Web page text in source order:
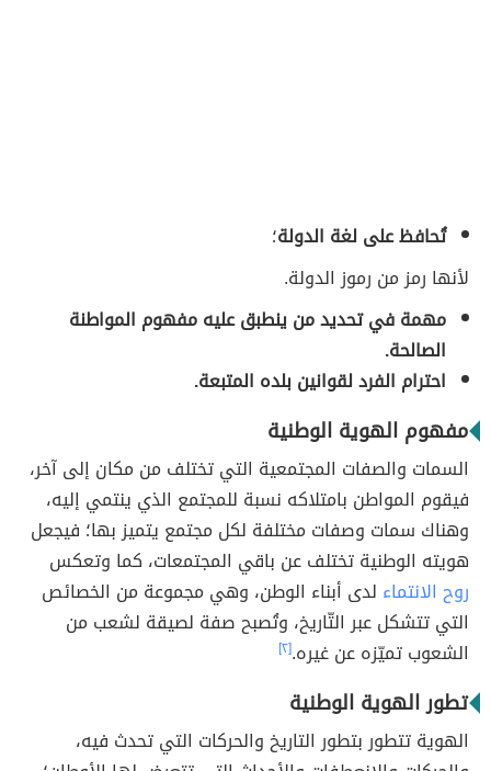
تُحافظ على لغة الدولة؛
لأنها رمز من رموز الدولة.
مهمة في تحديد من ينطبق عليه مفهوم المواطنة
الصالحة.
احترام الفرد لقوانين بلده المتبعة.
مفهوم الهوية الوطنية
السمات والصفات المجتمعية التي تختلف من مكان إلى آخر،
فيقوم المواطن بامتلاكه نسبة للمجتمع الذي ينتمي إليه،
وهناك سمات وصفات مختلفة لكل مجتمع يتميز بها؛ فيجعل
هويته الوطنية تختلف عن باقي المجتمعات، كما وتعكس
روح الانتماء لدى أبناء الوطن، وهي مجموعة من الخصائص
التي تتشكل عبر التّاريخ، وتُصبح صفة لصيقة لشعب من
الشعوب تميّزه عن غيره.[٢]
تطور الهوية الوطنية
الهوية تتطور بتطور التاريخ والحركات التي تحدث فيه،